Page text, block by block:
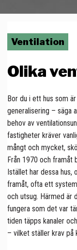
Ventilation
Olika
Bor du i ett hus som
generalisering – säga
behov av
fastigheter kräver
mångt och mycket,
Från 1970 och framåt
Istället har dessa hus,
framåt, ofta ett
och utsug. Härmed
fungera som det var
tiden täpps kanaler
– vilket ställer krav på